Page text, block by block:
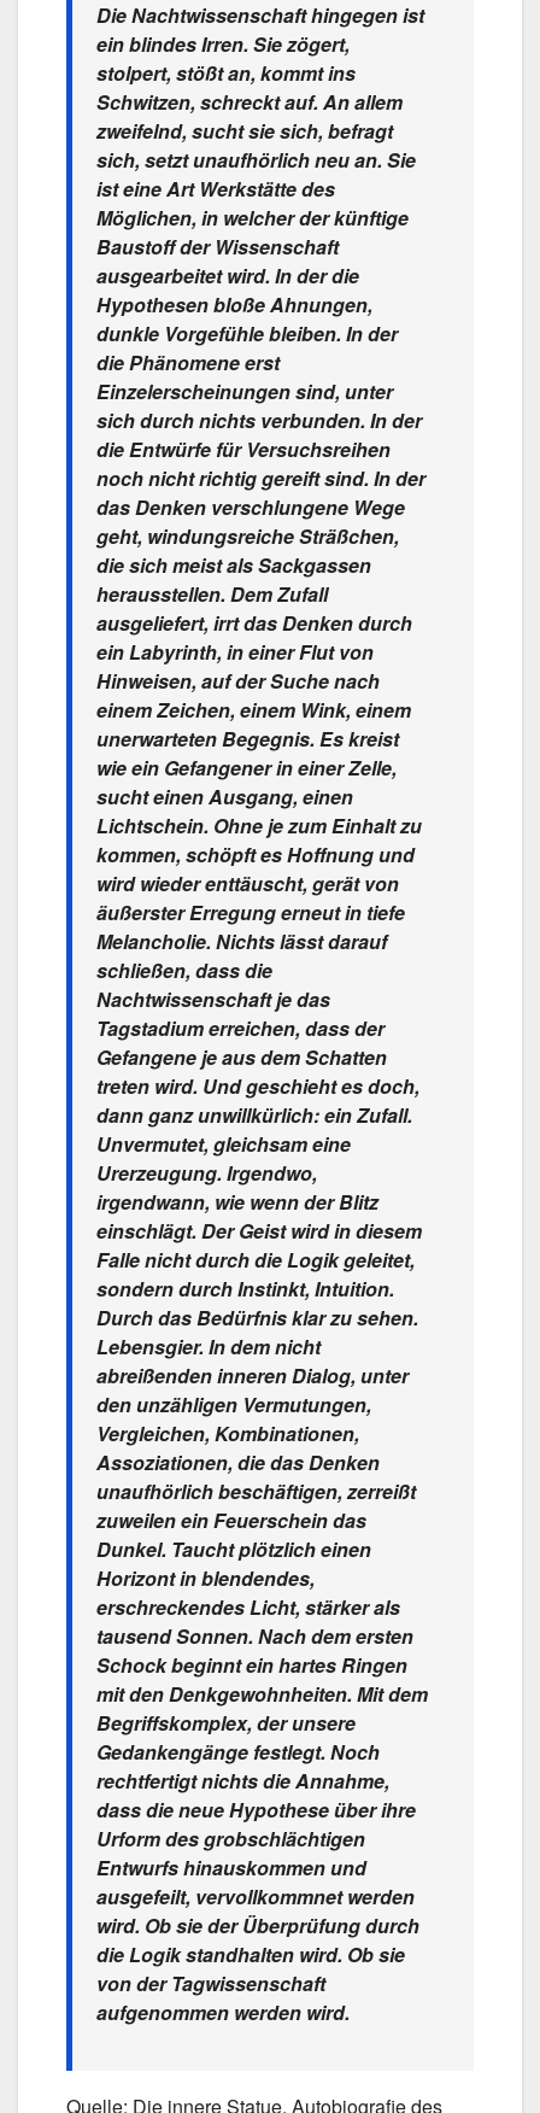
Die Nachtwissenschaft hingegen ist
ein blindes Irren. Sie zögert,
stolpert, stößt an, kommt ins
Schwitzen, schreckt auf. An allem
zweifelnd, sucht sie sich, befragt
sich, setzt unaufhörlich neu an. Sie
ist eine Art Werkstätte des
Möglichen, in welcher der künftige
Baustoff der Wissenschaft
ausgearbeitet wird. In der die
Hypothesen bloße Ahnungen,
dunkle Vorgefühle bleiben. In der
die Phänomene erst
Einzelerscheinungen sind, unter
sich durch nichts verbunden. In der
die Entwürfe für Versuchsreihen
noch nicht richtig gereift sind. In der
das Denken verschlungene Wege
geht, windungsreiche Sträßchen,
die sich meist als Sackgassen
herausstellen. Dem Zufall
ausgeliefert, irrt das Denken durch
ein Labyrinth, in einer Flut von
Hinweisen, auf der Suche nach
einem Zeichen, einem Wink, einem
unerwarteten Begegnis. Es kreist
wie ein Gefangener in einer Zelle,
sucht einen Ausgang, einen
Lichtschein. Ohne je zum Einhalt zu
kommen, schöpft es Hoffnung und
wird wieder enttäuscht, gerät von
äußerster Erregung erneut in tiefe
Melancholie. Nichts lässt darauf
schließen, dass die
Nachtwissenschaft je das
Tagstadium erreichen, dass der
Gefangene je aus dem Schatten
treten wird. Und geschieht es doch,
dann ganz unwillkürlich: ein Zufall.
Unvermutet, gleichsam eine
Urerzeugung. Irgendwo,
irgendwann, wie wenn der Blitz
einschlägt. Der Geist wird in diesem
Falle nicht durch die Logik geleitet,
sondern durch Instinkt, Intuition.
Durch das Bedürfnis klar zu sehen.
Lebensgier. In dem nicht
abreißenden inneren Dialog, unter
den unzähligen Vermutungen,
Vergleichen, Kombinationen,
Assoziationen, die das Denken
unaufhörlich beschäftigen, zerreißt
zuweilen ein Feuerschein das
Dunkel. Taucht plötzlich einen
Horizont in blendendes,
erschreckendes Licht, stärker als
tausend Sonnen. Nach dem ersten
Schock beginnt ein hartes Ringen
mit den Denkgewohnheiten. Mit dem
Begriffskomplex, der unsere
Gedankengänge festlegt. Noch
rechtfertigt nichts die Annahme,
dass die neue Hypothese über ihre
Urform des grobschlächtigen
Entwurfs hinauskommen und
ausgefeilt, vervollkommnet werden
wird. Ob sie der Überprüfung durch
die Logik standhalten wird. Ob sie
von der Tagwissenschaft
aufgenommen werden wird.
Quelle: Die innere Statue. Autobiografie des